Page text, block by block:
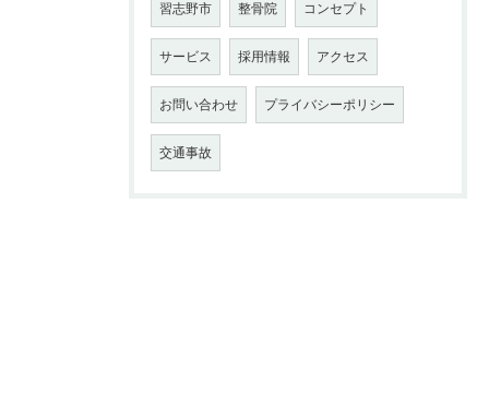
習志野市 整骨院 コンセプト
サービス 採用情報 アクセス
お問い合わせ プライバシーポリシー
交通事故